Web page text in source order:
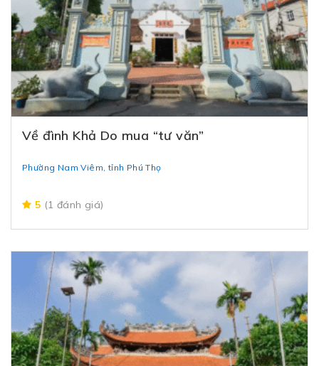
Về đình Khả Do mua “tư văn”
Phường Nam Viêm, tỉnh Phú Thọ
5 (1 đánh giá)